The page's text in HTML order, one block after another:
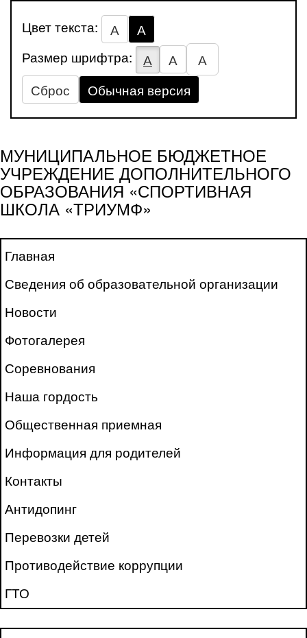
Цвет текста: А
А
Размер шрифтра:
А А
А
Сброс
Обычная версия
МУНИЦИПАЛЬНОЕ БЮДЖЕТНОЕ
УЧРЕЖДЕНИЕ ДОПОЛНИТЕЛЬНОГО
ОБРАЗОВАНИЯ «СПОРТИВНАЯ
ШКОЛА «ТРИУМФ»
Главная
Сведения об образовательной организации
Новости
Фотогалерея
Соревнования
Наша гордость
Общественная приемная
Информация для родителей
Контакты
Антидопинг
Перевозки детей
Противодействие коррупции
ГТО